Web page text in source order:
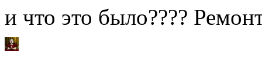
и что это было????